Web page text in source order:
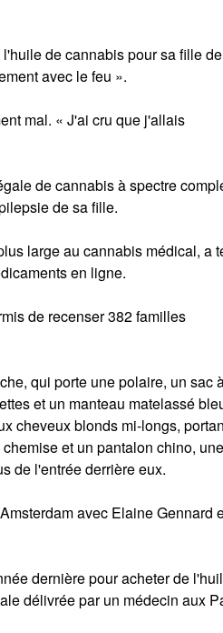
de cannabis pour sa fille de
avec le feu ».
mal. « J'ai cru que j'allais
de cannabis à spectre
de sa fille.
large au cannabis médical, a
en ligne.
de recenser 382 familles
qui porte une polaire, un sac
et un manteau matelassé
cheveux blonds mi-longs,
et un pantalon chino, une
de l'entrée derrière eux.
avec Elaine Gennard
dernière pour acheter de
délivrée par un médecin aux